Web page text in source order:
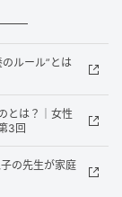
の労働者が対
ルバイト、派
派遣元の会社
として会社
ルール”とは
とは？｜女性
3回
の先生が家庭